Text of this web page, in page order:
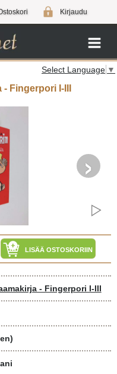
Kirjaudu
Select Language ▼
Fingerpori I-III
›
LISÄÄ OSTOSKORIIN
- Fingerpori I-III